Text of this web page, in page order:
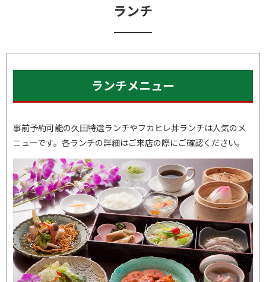
ランチ
ランチメニュー
事前予約可能の久田特選ランチやフカヒレ丼ランチは人気のメ
ニューです。各ランチの詳細はご来店の際にご確認ください。